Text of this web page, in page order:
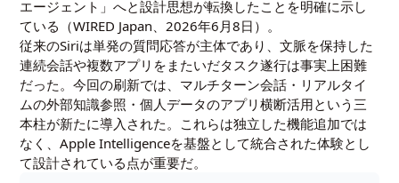
エージェント」へと設計思想が転換したことを明確に示し
ている（WIRED Japan、2026年6月8日）。
従来のSiriは単発の質問応答が主体であり、文脈を保持した
連続会話や複数アプリをまたいだタスク遂行は事実上困難
だった。今回の刷新では、マルチターン会話・リアルタイ
ムの外部知識参照・個人データのアプリ横断活用という三
本柱が新たに導入された。これらは独立した機能追加では
なく、Apple Intelligenceを基盤として統合された体験とし
て設計されている点が重要だ。